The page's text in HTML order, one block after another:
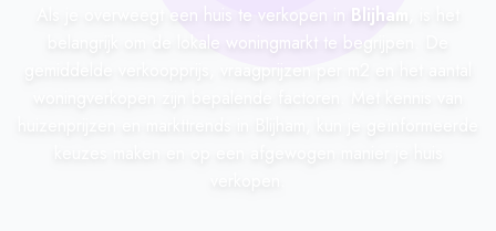
Als je overweegt een huis te verkopen in Blijham
belangrijk om de lokale woningmarkt te begrijpen. De